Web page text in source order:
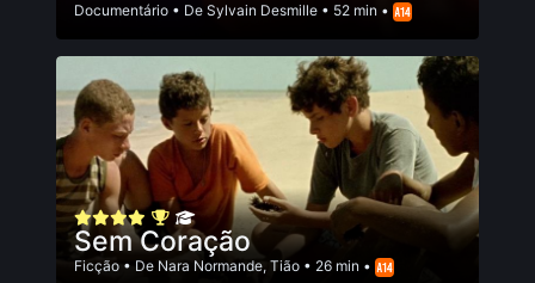
Documentário • De Sylvain Desmille • 52 min •
Sem Coração
Ficção • De Nara Normande, Tião • 26 min •